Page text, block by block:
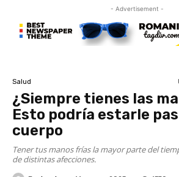
- Advertisement -